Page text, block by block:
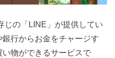
じの「LINE」が提供してい
行からお金をチャージす
物ができるサービスで